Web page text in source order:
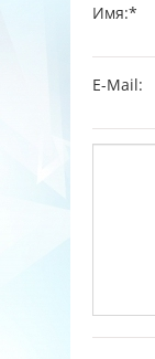
Имя:*
E-Mail: